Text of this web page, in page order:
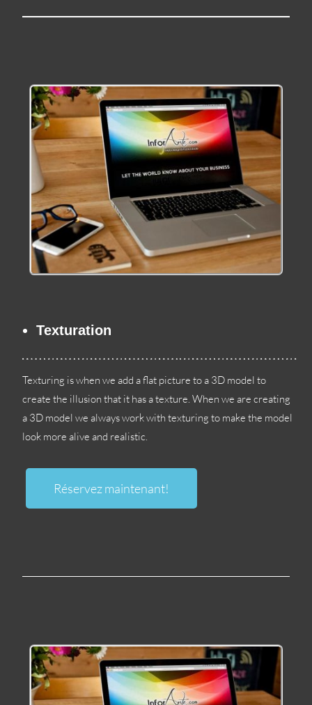
Texturation
Texturing is when we add a flat picture to a 3D model to
create the illusion that it has a texture.When we are creating
a 3D model we always work with texturing to make the model
look more alive and realistic.
Réservez maintenant!